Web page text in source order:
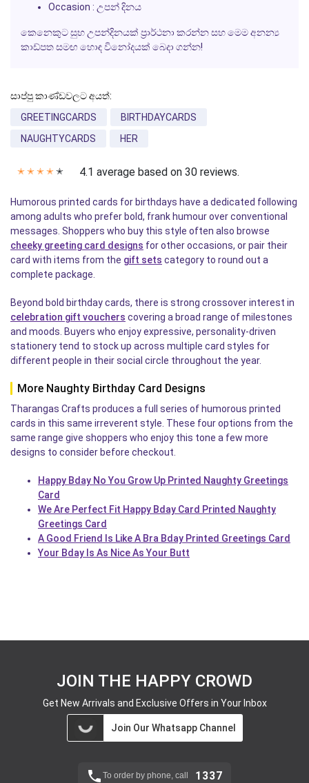
Occasion : උපන් දිනය
කෙනෙකුට සුභ උපන්දිනයක් ප්‍රාර්ථනා කරන්න සහ මෙම අනන්‍ය
කාඩ්පත සමඟ හොඳ විනෝදයක් බෙදා ගන්න!
සාප්පු කාණ්ඩවලට අයත්:
GREETINGCARDS
BIRTHDAYCARDS
NAUGHTYCARDS
HER
✭ ✭ ✭ ✭ ✭ 4.1 average based on 30 reviews.
Humorous printed cards for birthdays have a dedicated following
among adults who prefer bold, frank humour over conventional
messages. Shoppers who buy this style often also browse
cheeky greeting card designs for other occasions, or pair their
card with items from the gift sets category to round out a
complete package.
Beyond bold birthday cards, there is strong crossover interest in
celebration gift vouchers covering a broad range of milestones
and moods. Buyers who enjoy expressive, personality-driven
stationery tend to stock up across multiple card styles for
different people in their social circle throughout the year.
More Naughty Birthday Card Designs
Tharangas Crafts produces a full series of humorous printed
cards in this same irreverent style. These four options from the
same range give shoppers who enjoy this tone a few more
designs to consider before checkout.
Happy Bday No You Grow Up Printed Naughty Greetings
Card
We Are Perfect Fit Happy Bday Card Printed Naughty
Greetings Card
A Good Friend Is Like A Bra Bday Printed Greetings Card
Your Bday Is As Nice As Your Butt
JOIN THE HAPPY CROWD
Get New Arrivals and Exclusive Offers in Your Inbox
Join Our Whatsapp Channel
To order by phone, call 1337